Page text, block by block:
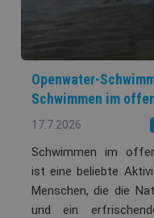
Openwater-
Schwimmen im
17.7.2026
Schwimmen im
ist eine beliebte
Menschen, die die
und ein